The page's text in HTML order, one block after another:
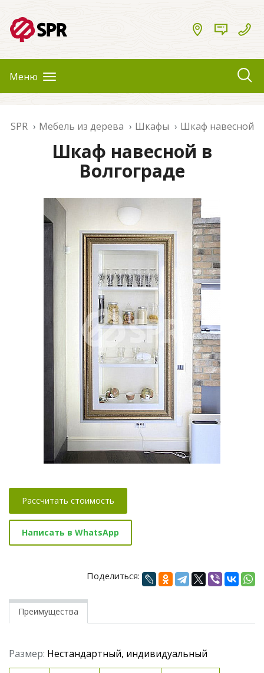
Меню
SPR Мебель из дерева Шкафы Шкаф навесной
Шкаф навесной в
Волгограде
Рассчитать стоимость
Написать в WhatsApp
Поделиться:
Преимущества
Размер: Нестандартный, индивидуальный